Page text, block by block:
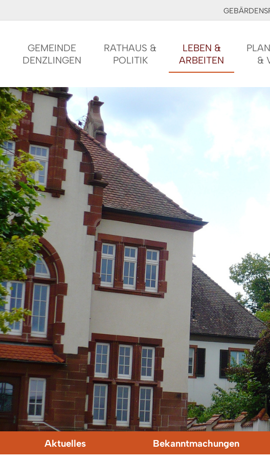
GEMEINDE
DENZLINGEN
RATHAUS &
POLITIK
LEBEN &
ARBEITEN
&
Aktuelles Bekanntmachungen